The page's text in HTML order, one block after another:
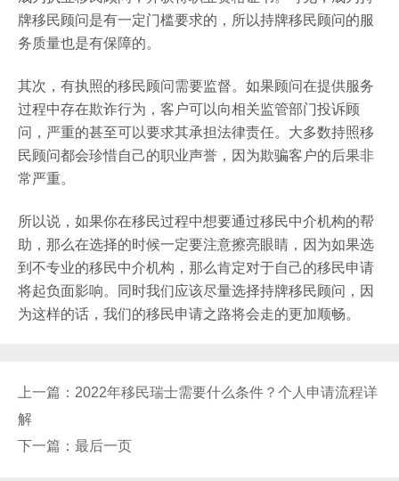
牌移民顾问是有一定门槛要求的，所以持牌移民顾问的服
务质量也是有保障的。
其次，有执照的移民顾问需要监督。如果顾问在提供服务
过程中存在欺诈行为，客户可以向相关监管部门投诉顾
问，严重的甚至可以要求其承担法律责任。大多数持照移
民顾问都会珍惜自己的职业声誉，因为欺骗客户的后果非
常严重。
所以说，如果你在移民过程中想要通过移民中介机构的帮
助，那么在选择的时候一定要注意擦亮眼睛，因为如果选
到不专业的移民中介机构，那么肯定对于自己的移民申请
将起负面影响。同时我们应该尽量选择持牌移民顾问，因
为这样的话，我们的移民申请之路将会走的更加顺畅。
上一篇： 2022年移民瑞士需要什么条件？个人申请流程详
解
下一篇： 最后一页